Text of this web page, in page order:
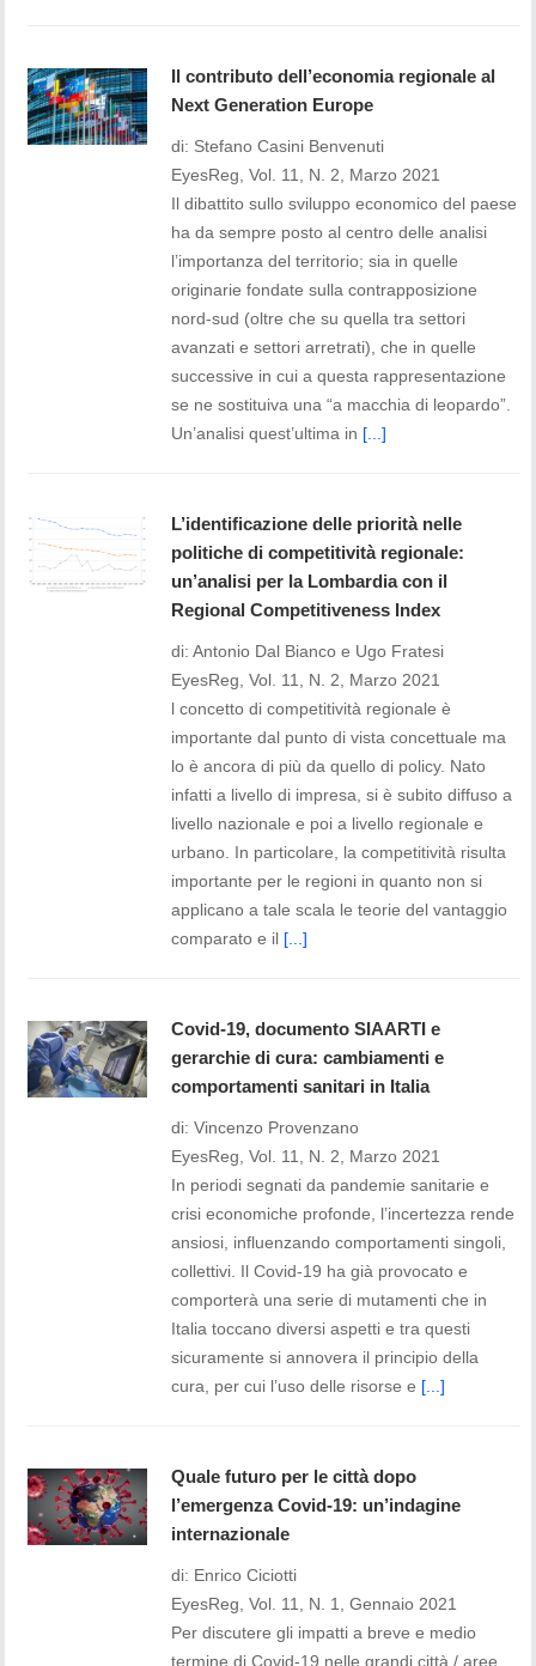
Il contributo dell’economia regionale al
Next Generation Europe
di: Stefano Casini Benvenuti
EyesReg, Vol. 11, N. 2, Marzo 2021
Il dibattito sullo sviluppo economico del paese
ha da sempre posto al centro delle analisi
l’importanza del territorio; sia in quelle
originarie fondate sulla contrapposizione
nord-sud (oltre che su quella tra settori
avanzati e settori arretrati), che in quelle
successive in cui a questa rappresentazione
se ne sostituiva una “a macchia di leopardo”.
Un’analisi quest’ultima in [...]
L’identificazione delle priorità nelle
politiche di competitività regionale:
un’analisi per la Lombardia con il
Regional Competitiveness Index
di: Antonio Dal Bianco e Ugo Fratesi
EyesReg, Vol. 11, N. 2, Marzo 2021
l concetto di competitività regionale è
importante dal punto di vista concettuale ma
lo è ancora di più da quello di policy. Nato
infatti a livello di impresa, si è subito diffuso a
livello nazionale e poi a livello regionale e
urbano. In particolare, la competitività risulta
importante per le regioni in quanto non si
applicano a tale scala le teorie del vantaggio
comparato e il [...]
Covid-19, documento SIAARTI e
gerarchie di cura: cambiamenti e
comportamenti sanitari in Italia
di: Vincenzo Provenzano
EyesReg, Vol. 11, N. 2, Marzo 2021
In periodi segnati da pandemie sanitarie e
crisi economiche profonde, l’incertezza rende
ansiosi, influenzando comportamenti singoli,
collettivi. Il Covid-19 ha già provocato e
comporterà una serie di mutamenti che in
Italia toccano diversi aspetti e tra questi
sicuramente si annovera il principio della
cura, per cui l’uso delle risorse e [...]
Quale futuro per le città dopo
l’emergenza Covid-19: un’indagine
internazionale
di: Enrico Ciciotti
EyesReg, Vol. 11, N. 1, Gennaio 2021
Per discutere gli impatti a breve e medio
termine di Covid-19 nelle grandi città / aree